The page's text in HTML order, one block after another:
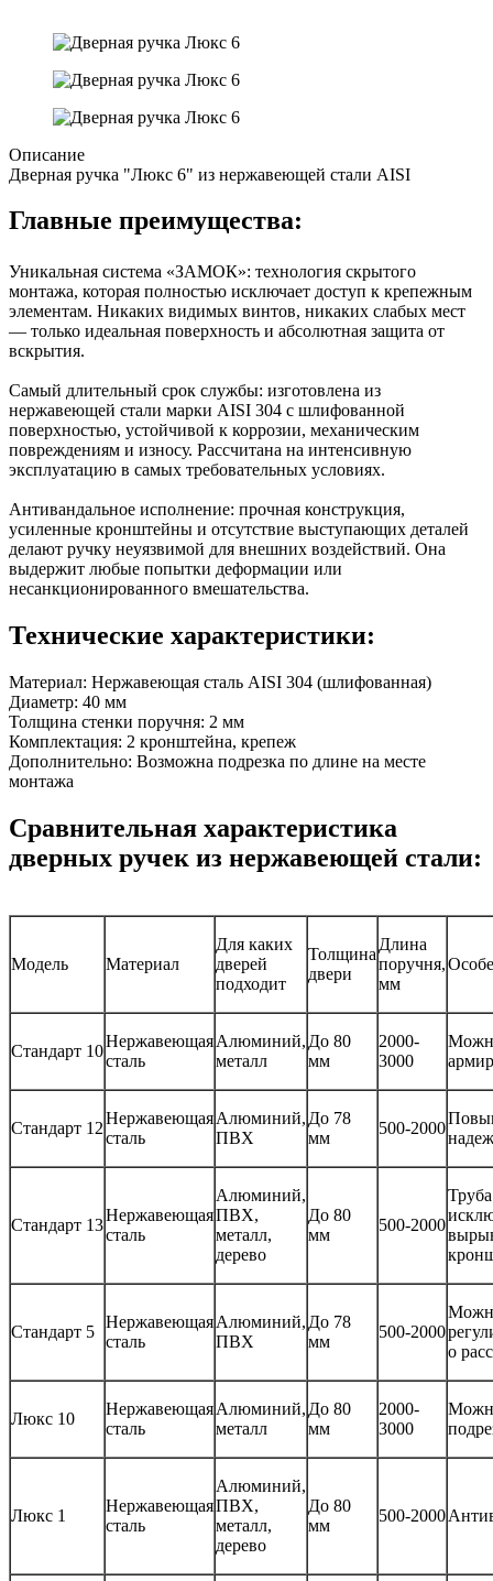
Описание
Дверная ручка "Люкс 6" из нержавеющей стали AISI
Главные преимущества:
Уникальная система «ЗАМОК»: технология скрытого
монтажа, которая полностью исключает доступ к крепежным
элементам. Никаких видимых винтов, никаких слабых мест
— только идеальная поверхность и абсолютная защита от
вскрытия.
Самый длительный срок службы: изготовлена из
нержавеющей стали марки AISI 304 с шлифованной
поверхностью, устойчивой к коррозии, механическим
повреждениям и износу. Рассчитана на интенсивную
эксплуатацию в самых требовательных условиях.
Антивандальное исполнение: прочная конструкция,
усиленные кронштейны и отсутствие выступающих деталей
делают ручку неуязвимой для внешних воздействий. Она
выдержит любые попытки деформации или
несанкционированного вмешательства.
Технические характеристики:
Материал: Нержавеющая сталь AISI 304 (шлифованная)
Диаметр: 40 мм
Толщина стенки поручня: 2 мм
Комплектация: 2 кронштейна, крепеж
Дополнительно: Возможна подрезка по длине на месте
монтажа
Сравнительная характеристика
дверных ручек из нержавеющей стали:
Модель Материал
Для каких
дверей
подходит
Толщина
двери
Длина
поручня,
мм
Стандарт 10
Нержавеющая
сталь
Алюминий,
металл
До 80
мм
2000-
3000
Стандарт 12
Нержавеющая
сталь
Алюминий,
ПВХ
До 78
мм
500-2000
Стандарт 13
Нержавеющая
сталь
Алюминий,
ПВХ,
металл,
дерево
До 80
мм
500-2000
Труба
Стандарт 5
Нержавеющая
сталь
Алюминий,
ПВХ
До 78
мм
500-2000
о
Люкс 10
Нержавеющая
сталь
Алюминий,
металл
До 80
мм
2000-
3000
Люкс 1
Нержавеющая
сталь
Алюминий,
ПВХ,
металл,
дерево
До 80
мм
500-2000